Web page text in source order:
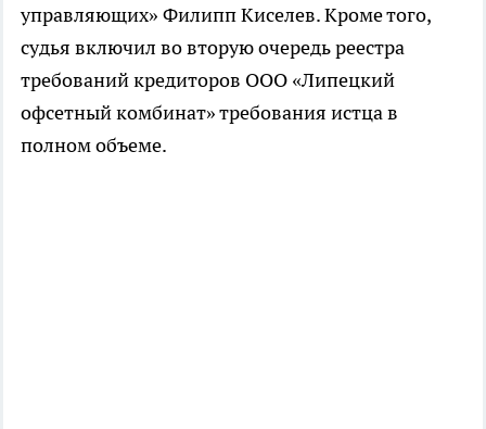
управляющих» Филипп Киселев. Кроме того,
судья включил во вторую очередь реестра
требований кредиторов ООО «Липецкий
офсетный комбинат» требования истца в
полном объеме.